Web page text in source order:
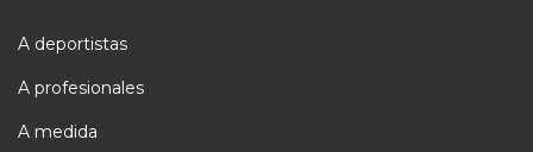
A deportistas
A profesionales
A medida